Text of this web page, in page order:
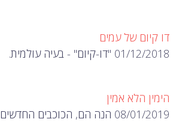
דו קיום של עמים
01/12/2018 "דו-קיום" - בעיה עולמית.
הימין הלא אמין
08/01/2019 הנה הם, הכוכבים החדשים של מפלגות "הימין" החדשות של בנט ופייגלין.